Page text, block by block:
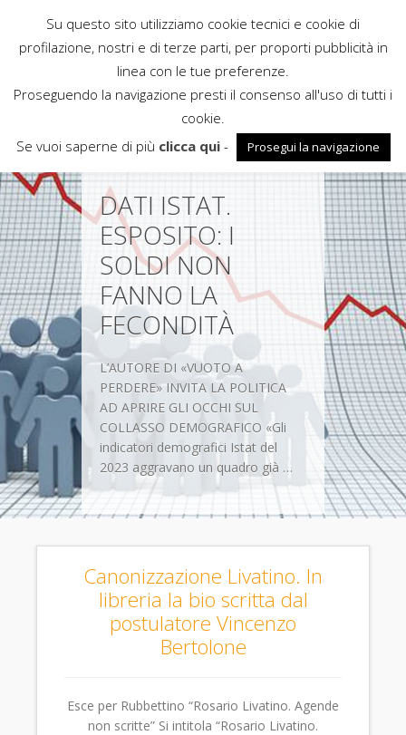
Rubbettino
DATI ISTAT.
ESPOSITO: I
SOLDI NON
FANNO LA
FECONDITÀ
L’AUTORE DI «VUOTO A
PERDERE» INVITA LA POLITICA
AD APRIRE GLI OCCHI SUL
COLLASSO DEMOGRAFICO «Gli
indicatori demografici Istat del
2023 aggravano un quadro già …
Canonizzazione Livatino. In
libreria la bio scritta dal
postulatore Vincenzo
Bertolone
Esce per Rubbettino “Rosario Livatino. Agende
non scritte” Si intitola “Rosario Livatino.
Su questo sito utilizziamo cookie tecnici e cookie di
profilazione, nostri e di terze parti, per proporti pubblicità in
linea con le tue preferenze.
Proseguendo la navigazione presti il consenso all'uso di tutti i
cookie.
Se vuoi saperne di più clicca qui- Prosegui la navigazione